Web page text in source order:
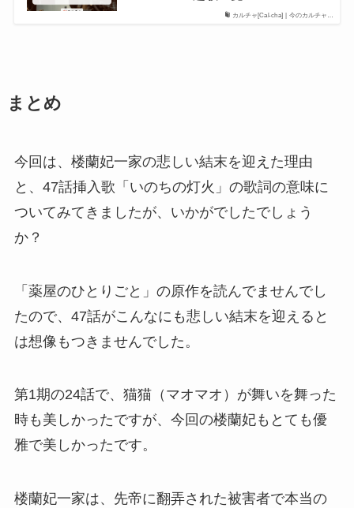
カルチャ[Cal-cha] | 今のカルチャ…
まとめ
今回は、楼蘭妃一家の悲しい結末を迎えた理由
と、47話挿入歌「いのちの灯火」の歌詞の意味に
ついてみてきましたが、いかがでしたでしょう
か？
「薬屋のひとりごと」の原作を読んでませんでし
たので、47話がこんなにも悲しい結末を迎えると
は想像もつきませんでした。
第1期の24話で、猫猫（マオマオ）が舞いを舞った
時も美しかったですが、今回の楼蘭妃もとても優
雅で美しかったです。
楼蘭妃一家は、先帝に翻弄された被害者で本当の